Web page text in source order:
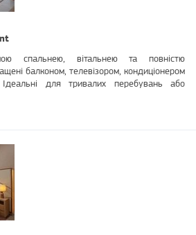
спальнею, вітальнею та повністю
балконом, телевізором, кондиціонером
для тривалих перебувань або